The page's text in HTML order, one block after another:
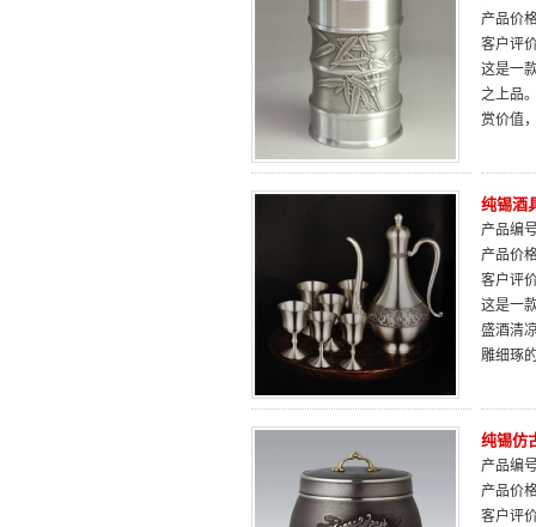
产品价
客户评
这是一
之上品
赏价值
纯锡酒
产品编
产品价
客户评
这是一
盛酒清
雕细琢
纯锡仿
产品编
产品价
客户评